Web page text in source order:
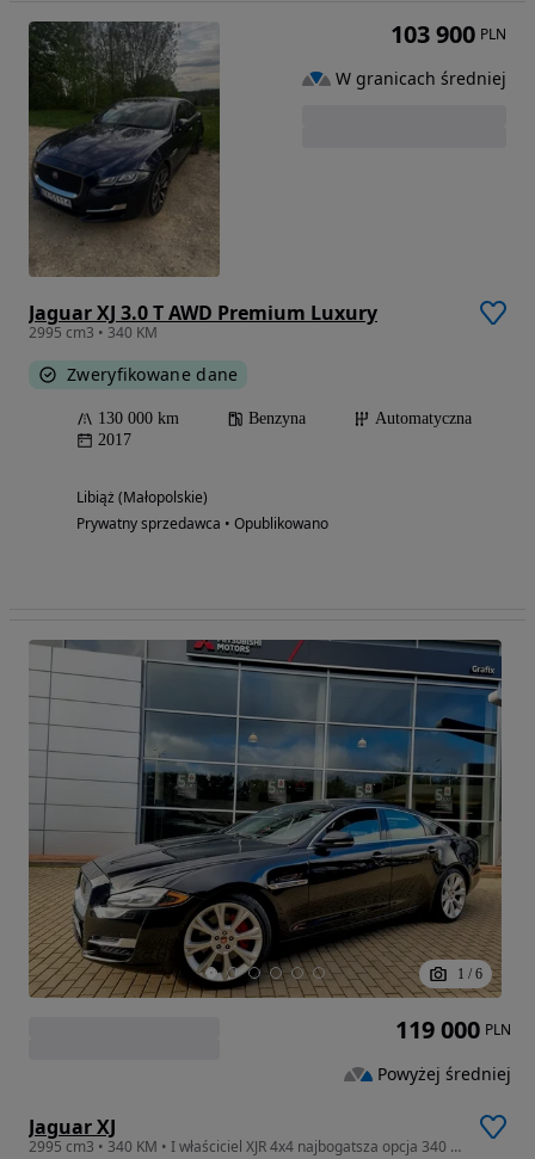
Jaguar XJ 3.0 T AWD Premium Luxury
2995 cm3 • 340 KM
Zweryfikowane dane
130 000 km Benzyna
Automatyczna
2017
Libiąż (Małopolskie)
Prywatny sprzedawca • Opublikowano
103 900 PLN
W granicach średniej
1 / 6
Jaguar XJ
2995 cm3 • 340 KM • I właściciel XJR 4x4 najbogatsza opcja 340 koni Zamiana
119 000 PLN
Powyżej średniej